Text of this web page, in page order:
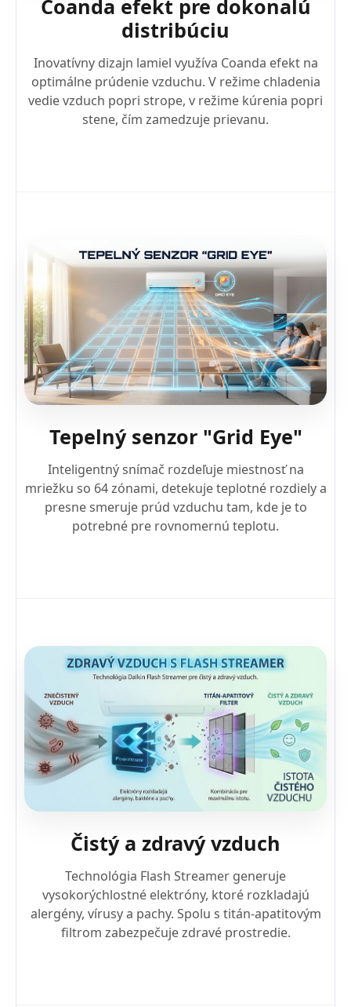
Coanda efekt pre dokonalú
distribúciu
Inovatívny dizajn lamiel využíva Coanda efekt na
optimálne prúdenie vzduchu. V režime chladenia
vedie vzduch popri strope, v režime kúrenia popri
stene, čím zamedzuje prievanu.
Tepelný senzor "Grid Eye"
Inteligentný snímač rozdeľuje miestnosť na
mriežku so 64 zónami, detekuje teplotné rozdiely a
presne smeruje prúd vzduchu tam, kde je to
potrebné pre rovnomernú teplotu.
Čistý a zdravý vzduch
Technológia Flash Streamer generuje
vysokorýchlostné elektróny, ktoré rozkladajú
alergény, vírusy a pachy. Spolu s titán-apatitovým
filtrom zabezpečuje zdravé prostredie.